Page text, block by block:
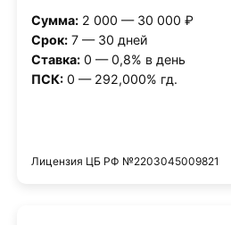
Сумма:2 000 — 30 000 ₽
Срок:7 — 30 дней
Ставка:0 — 0,8% в день
ПСК:0 — 292,000% гд.
Лицензия ЦБ РФ №2203045009821